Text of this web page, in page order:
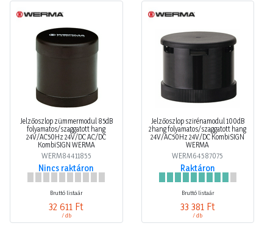
Jelzőoszlop zümmermodul 85dB
folyamatos/szaggatott hang
24V/AC50Hz 24V/DC AC/DC
KombiSIGN WERMA
WERM84411855
Nincs raktáron
Bruttó listaár
32 611 Ft
/ db
Jelzőoszlop szirénamodul 100dB
2hang folyamatos/szaggatott hang
24V/AC50Hz 24V/DC KombiSIGN
WERMA
WERM64587075
Raktáron
Bruttó listaár
33 381 Ft
/ db